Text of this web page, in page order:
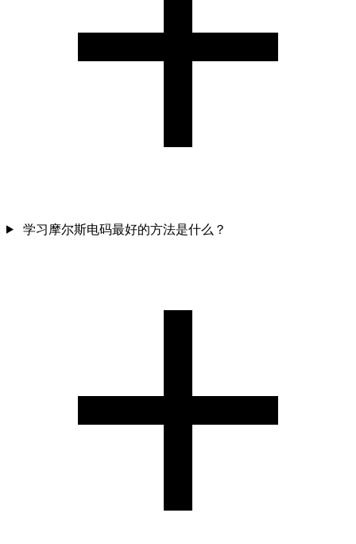
学习摩尔斯电码最好的方法是什么？